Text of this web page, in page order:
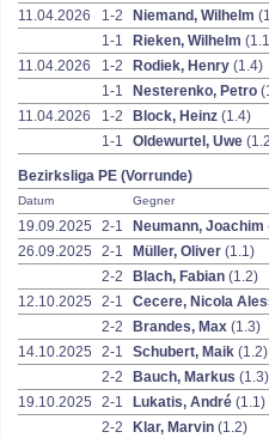
11.04.2026
1-2 Niemand, Wilhelm
1-1
Rieken, Wilhelm
11.04.2026
1-2 Rodiek, Henry (1.4)
1-1
Nesterenko, Petro
11.04.2026
1-2 Block, Heinz (1.4)
1-1
Oldewurtel, Uwe
Bezirksliga PE (Vorrunde)
Datum Gegner
19.09.2025 2-1 Neumann, Joachim
26.09.2025
2-1 Müller, Oliver (1.1)
2-2
Blach, Fabian (1.2)
12.10.2025
2-1
Cecere, Nicola
2-2
Brandes, Max (1.3)
14.10.2025
2-1 Schubert, Maik (1.2)
2-2
Bauch, Markus (1.3)
19.10.2025
2-1 Lukatis, André (1.1)
2-2
Klar, Marvin (1.2)